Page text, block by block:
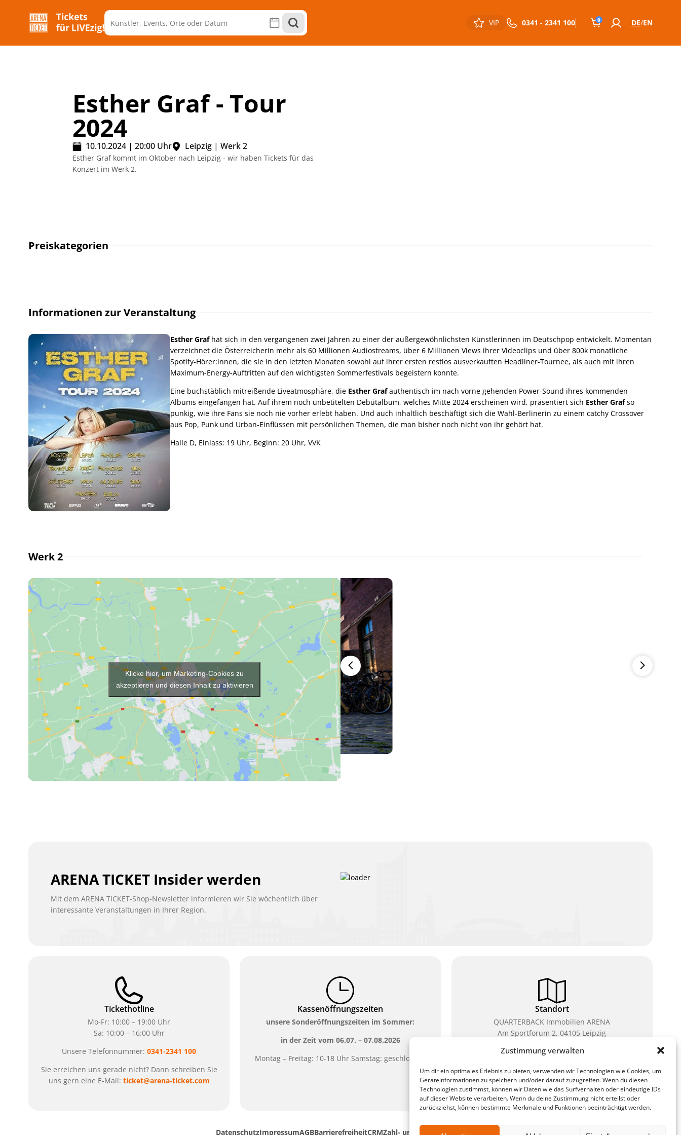
Zustimmung verwalten
Um dir ein optimales Erlebnis zu bieten, verwenden wir Technologien wie Cookies, um
Geräteinformationen zu speichern und/oder darauf zuzugreifen. Wenn du diesen
Technologien zustimmst, können wir Daten wie das Surfverhalten oder eindeutige IDs
auf dieser Website verarbeiten. Wenn du deine Zustimmung nicht erteilst oder
zurückziehst, können bestimmte Merkmale und Funktionen beeinträchtigt werden.
VIP 0341 - 2341 100 0 DE EN
Esther Graf - Tour
2024
10.10.2024 | 20:00 Uhr Leipzig | Werk 2
Esther Graf kommt im Oktober nach Leipzig - wir haben Tickets für das
Konzert im Werk 2.
Preiskategorien
Informationen zur Veranstaltung
Esther Grafhat sich in den vergangenen zwei Jahren zu einer der außergewöhnlichsten Künstlerinnen im Deutschpop entwickelt. Momentan
verzeichnet die Österreicherin mehr als 60 Millionen Audiostreams, über 6 Millionen Views ihrer Videoclips und über 800k monatliche
Spotify-Hörer:innen, die sie in den letzten Monaten sowohl auf ihrer ersten restlos ausverkauften Headliner-Tournee, als auch mit ihren
Maximum-Energy-Auftritten auf den wichtigsten Sommerfestivals begeistern konnte.
Eine buchstäblich mitreißende Liveatmosphäre, die Esther Grafauthentisch im nach vorne gehenden Power-Sound ihres kommenden
Albums eingefangen hat. Auf ihrem noch unbetitelten Debütalbum, welches Mitte 2024 erscheinen wird, präsentiert sich Esther Grafso
punkig, wie ihre Fans sie noch nie vorher erlebt haben. Und auch inhaltlich beschäftigt sich die Wahl-Berlinerin zu einem catchy Crossover
aus Pop, Punk und Urban-Einflüssen mit persönlichen Themen, die man bisher noch nicht von ihr gehört hat.
Halle D, Einlass: 19 Uhr, Beginn: 20 Uhr, VVK
Werk 2
Klicke hier, um Marketing-Cookies zu
akzeptieren und diesen Inhalt zu aktivieren
ARENA TICKET Insider werden
Mit dem ARENA TICKET-Shop-Newsletter informieren wir Sie wöchentlich über
interessante Veranstaltungen in Ihrer Region.
Tickethotline
Mo-Fr: 10:00 – 19:00 Uhr
Sa: 10:00 – 16:00 Uhr
Unsere Telefonnummer:0341-2341 100
Sie erreichen uns gerade nicht? Dann schreiben Sie
uns gern eine E-Mail: ticket@arena-ticket.com
Kassenöffnungszeiten
unsere Sonderöffnungszeiten im Sommer:
in der Zeit vom 06.07. – 07.08.2026
Montag – Freitag: 10-18 Uhr Samstag: geschlossen
Standort
QUARTERBACK Immobilien ARENA
Am Sportforum 2, 04105 Leipzig
Sie erreichen uns mit dem Öffentlichen Nahverkehr:
Waldplatz/Arena. Kostenfreies Parken ist während
des Ticketkaufs möglich.
DatenschutzImpressumAGBBarrierefreiheitCRMZahl- und Versandarten